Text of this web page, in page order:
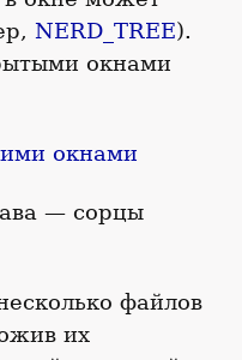
NERD_TREE).
окнами
— сорцы
файлов
их